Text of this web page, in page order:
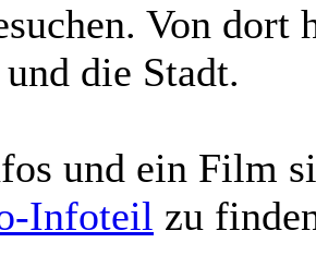
Von
die Stadt.
und ein Film
Infoteil zu